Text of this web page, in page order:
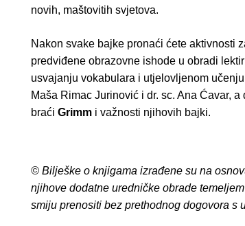
novih, maštovitih svjetova.
Nakon svake bajke pronaći ćete aktivnosti
predviđene obrazovne ishode u obradi
usvajanju vokabulara i utjelovljenom
Maša Rimac Jurinović i dr. sc. Ana Ćavar,
braći Grimm i važnosti njihovih bajki.
© Bilješke o knjigama izrađene su na
njihove dodatne uredničke obrade
smiju prenositi bez prethodnog dogovora s